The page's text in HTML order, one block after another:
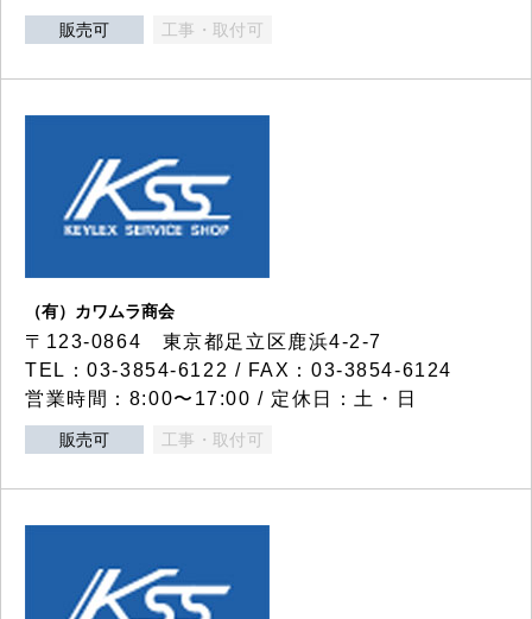
販売可 工事・取付可
（有）カワムラ商会
〒123-0864 東京都足立区鹿浜4-2-7
TEL：03-3854-6122 / FAX：03-3854-6124
営業時間：8:00〜17:00 / 定休日：土・日
販売可 工事・取付可